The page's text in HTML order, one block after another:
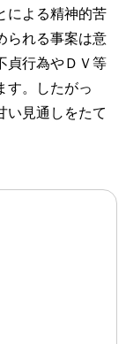
による精神的苦
られる事案は意
貞行為やＤＶ等
す。したがっ
い見通しをたて